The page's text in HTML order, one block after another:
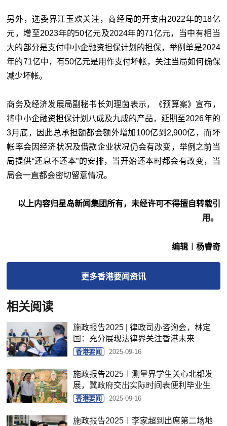
另外，选委界江玉欢关注，商经局的开支由2022年的18亿
元，增至2023年的50亿元及2024年的71亿元，当中有相当
大的部分是支付中小企融资担保计划的担保，举例单是2024
年的71亿中，有50亿元是用作支付坏帐，关注当局如何确保
减少坏帐。
商务及经济发展局副秘书长刘理茵表示，《预算案》宣布，
将中小企融资担保计划八成及九成的产品，延期至2026年的
3月底，因此总承担额都会额外增加100亿到2,900亿，而坏
帐率会因经济状况及借款企业状况仍会有改变，举例之前当
局提供“还息不还本”的安排，当开始还本时都会有改变，当
局会一直都会密切留意情况。
以上内容归星岛新闻集团所有，未经许可不得擅自转载引
用。
编辑︱杨睿奇
更多香港要闻资讯
相关阅读
施政报告2025 | 律政司办咨询会，林定
国：充分展现法律界关注香港未来
香港要闻 2025-09-16
施政报告2025︱测量界学生关心北都发
展，冀政府交出实际时间表便利毕业生
香港要闻 2025-09-16
施政报告2025︱李家超到出席第二场地